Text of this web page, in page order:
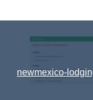
newmexico-